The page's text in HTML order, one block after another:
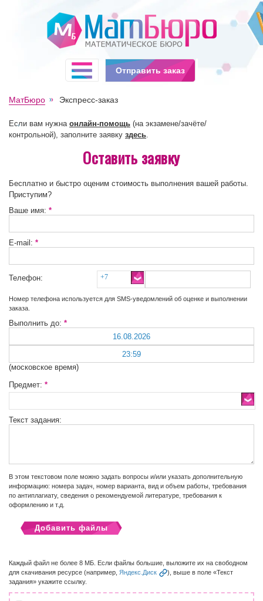
МатБюро Экспресс-заказ
Если вам нужна онлайн-помощь (на экзамене/зачёте/
контрольной), заполните заявку здесь.
Оставить заявку
Бесплатно и быстро оценим стоимость выполнения вашей работы.
Приступим?
Ваше имя: *
E-mail: *
Телефон: +7
Номер телефона используется для SMS-уведомлений об оценке и выполнении
заказа.
Выполнить до: *
(московское время)
Предмет: *
Текст задания:
В этом текстовом поле можно задать вопросы и/или указать дополнительную
информацию: номера задач, номер варианта, вид и объем работы, требования
по антиплагиату, сведения о рекомендуемой литературе, требования к
оформлению и т.д.
Добавить файлы
Каждый файл не более 8 МБ. Если файлы большие, выложите их на свободном
для скачивания ресурсе (например, Яндекс.Диск
), выше в поле «Текст
задания» укажите ссылку.
Отправить заказ